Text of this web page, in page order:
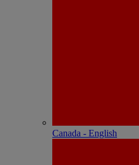
Canada - English